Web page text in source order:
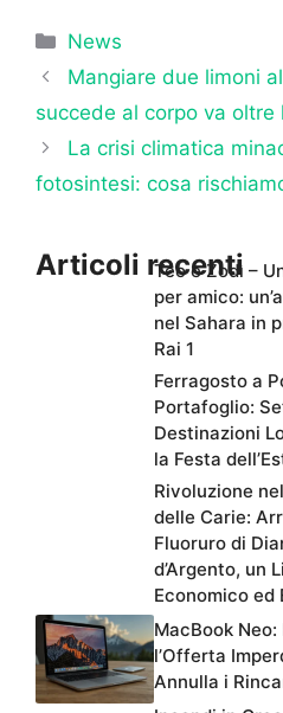
Categorie
News
Mangiare due limoni
succede al corpo va oltre
La crisi climatica
fotosintesi: cosa
Articoli recenti
Teo e Zodì –
per amico:
nel Sahara in
Rai 1
Ferragosto a
Portafoglio:
Destinazioni
la Festa
Rivoluzione
delle Carie:
Fluoruro di
d’Argento, un
Economico ed
MacBook Neo:
l’Offerta
Annulla i